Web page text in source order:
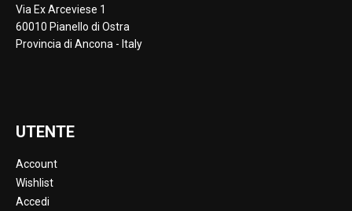
Via Ex Arceviese 1
60010 Pianello di Ostra
Provincia di Ancona - Italy
UTENTE
Account
Wishlist
Accedi